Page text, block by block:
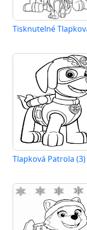
Tlapková Patrola (3)